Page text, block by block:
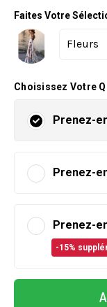
Faites Votre
Choisissez Votre
Prenez-
Prenez-
Prenez-
-15%